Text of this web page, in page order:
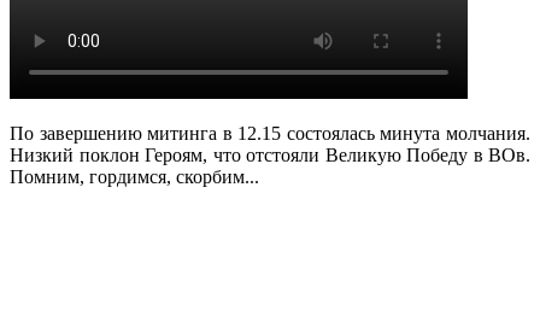
По завершению митинга в 12.15 состоялась минута молчания.
Низкий поклон Героям, что отстояли Великую Победу в ВОв.
Помним, гордимся, скорбим...